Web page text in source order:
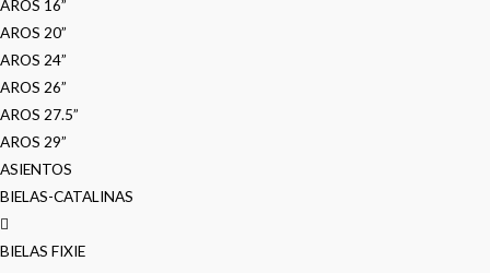
AROS 16”
AROS 20”
AROS 24”
AROS 26”
AROS 27.5”
AROS 29”
ASIENTOS
BIELAS-CATALINAS
BIELAS FIXIE